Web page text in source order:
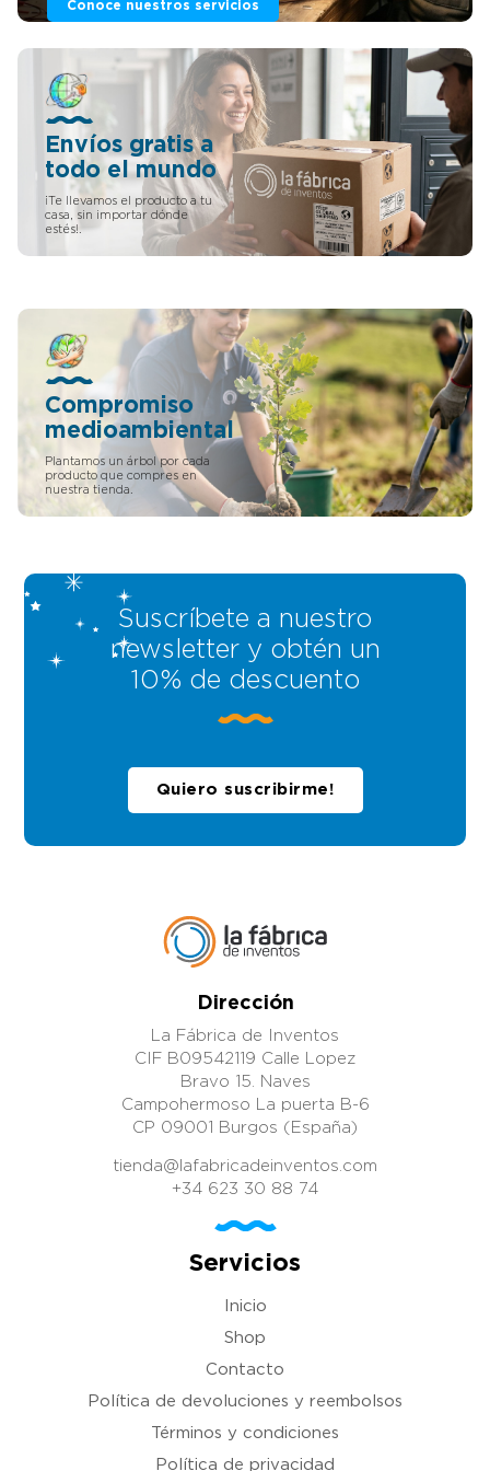
coche universal grupo 1.
DISEÑO DIVERTIDO: La funda
diseño exclusivo y divertido,
para que tu hijo/a pueda
divertirse con los dibujos de
la funda. RESISTENTE:
material duradero, para
conseguir que no se
desgaste ni con el uso ni con
los lavados, además de estar
diseñado con colores
llamativos para los bebés
ECOLÓGICO Y CON
producto de nuestra tienda,
plantaremos un árbol en tu
nombre, si no es lo que
esperaba o decide que no
los quiere, reciba un
reembolso completo sin
problemas. La garantía de
fábrica solo está disponible a
través de vendedores
autorizados.
Conoce nuestros servicios
Envíos gratis a
todo el mundo
¡Te llevamos el producto a tu
casa, sin importar dónde
estés!.
Compromiso
medioambiental
Plantamos un árbol por cada
producto que compres en
nuestra tienda.
Suscríbete a nuestro
newsletter y obtén un
10% de descuento
Quiero suscribirme!
Dirección
La Fábrica de Inventos
CIF B09542119 Calle Lopez
Bravo 15. Naves
Campohermoso La puerta B-6
CP 09001 Burgos (España)
tienda@lafabricadeinventos.com
+34 623 30 88 74
Servicios
Inicio
Shop
Contacto
Política de devoluciones y reembolsos
Términos y condiciones
Política de privacidad